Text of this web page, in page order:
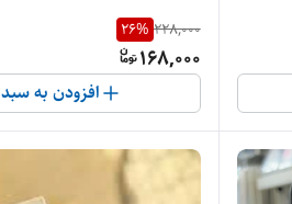
228,000
26%
168,000
افزودن به سبد